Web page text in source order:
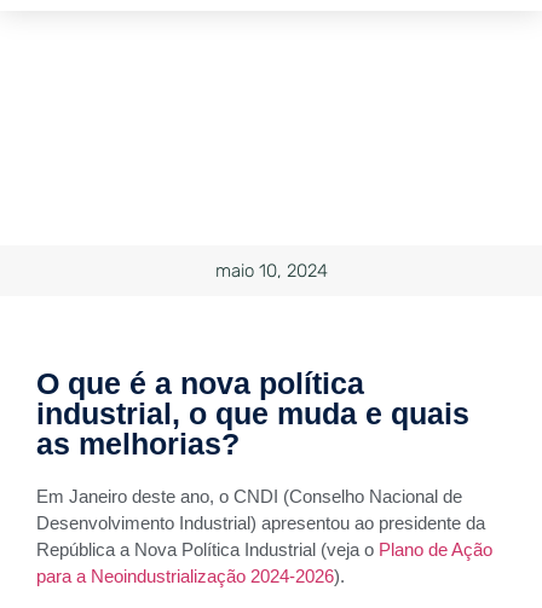
maio 10, 2024
O que é a nova política
industrial, o que muda e quais
as melhorias?
Em Janeiro deste ano, o CNDI (Conselho Nacional de
Desenvolvimento Industrial) apresentou ao presidente da
República a Nova Política Industrial (veja o Plano de Ação
para a Neoindustrialização 2024-2026).